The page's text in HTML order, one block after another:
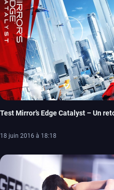
Test Mirror’s Edge Catalyst – Un
18 juin 2016 à 18:18